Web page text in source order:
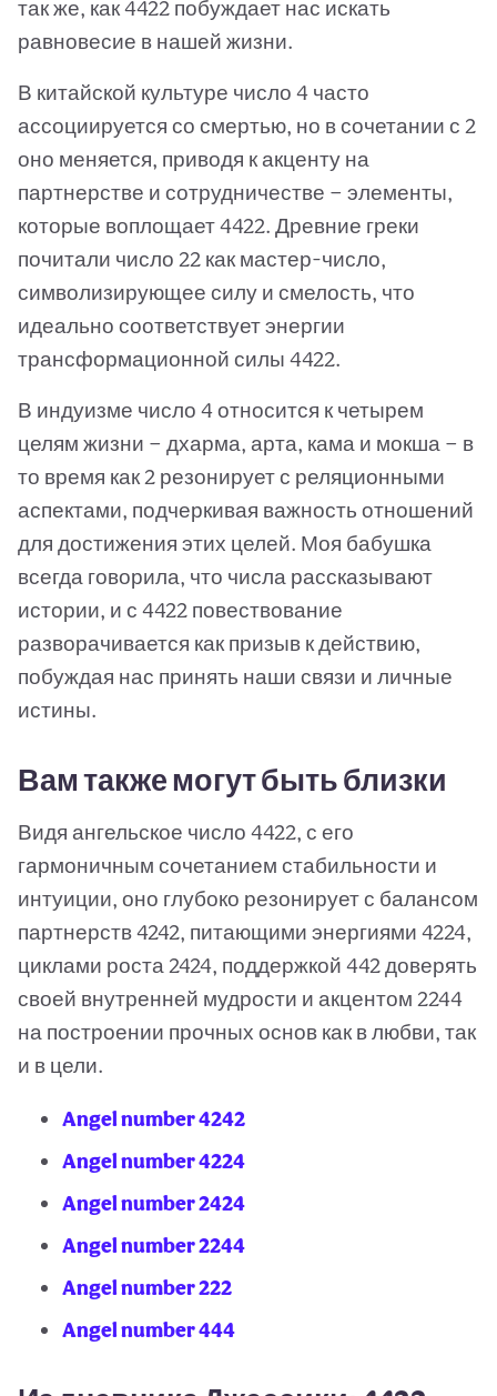
так же, как 4422 побуждает нас искать
равновесие в нашей жизни.
В китайской культуре число 4 часто
ассоциируется со смертью, но в сочетании с 2
оно меняется, приводя к акценту на
партнерстве и сотрудничестве — элементы,
которые воплощает 4422. Древние греки
почитали число 22 как мастер-число,
символизирующее силу и смелость, что
идеально соответствует энергии
трансформационной силы 4422.
В индуизме число 4 относится к четырем
целям жизни — дхарма, арта, кама и мокша — в
то время как 2 резонирует с реляционными
аспектами, подчеркивая важность отношений
для достижения этих целей. Моя бабушка
всегда говорила, что числа рассказывают
истории, и с 4422 повествование
разворачивается как призыв к действию,
побуждая нас принять наши связи и личные
истины.
Вам также могут быть близки
Видя ангельское число 4422, с его
гармоничным сочетанием стабильности и
интуиции, оно глубоко резонирует с балансом
партнерств 4242, питающими энергиями 4224,
циклами роста 2424, поддержкой 442 доверять
своей внутренней мудрости и акцентом 2244
на построении прочных основ как в любви, так
и в цели.
Angel number 4242
Angel number 4224
Angel number 2424
Angel number 2244
Angel number 222
Angel number 444